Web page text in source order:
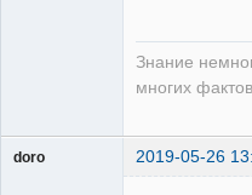
Знание
многих
doro 2019-05-26